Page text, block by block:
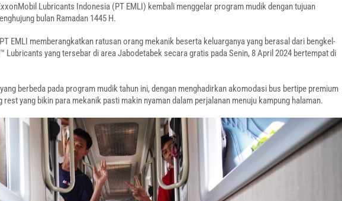
Lubricants Indonesia (PT EMLI) kembali menggelar program mudik dengan tujuan
bulan Ramadan 1445 H.
EMLI memberangkatkan ratusan orang mekanik beserta keluarganya yang berasal dari bengkel-
Lubricants yang tersebar di area Jabodetabek secara gratis pada Senin, 8 April 2024 bertempat di
berbeda pada program mudik tahun ini, dengan menghadirkan akomodasi bus bertipe premium
yang bikin para mekanik pasti makin nyaman dalam perjalanan menuju kampung halaman.